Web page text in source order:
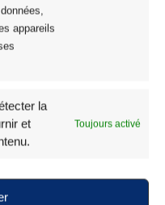
appareils
la
et
Toujours activé